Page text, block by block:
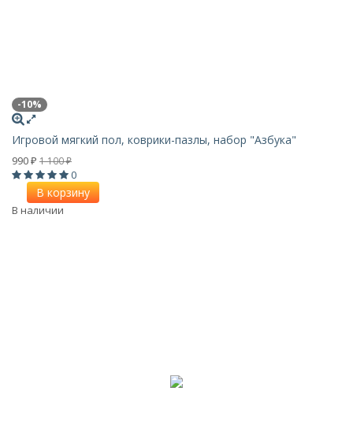
-10%
Игровой мягкий пол, коврики-пазлы, набор "Азбука"
990 ₽ 1 100₽
0
В корзину
В наличии